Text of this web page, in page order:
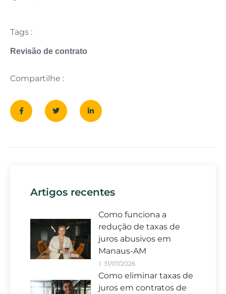
Tags :
Revisão de contrato
Compartilhe :
Artigos recentes
Como funciona a
redução de taxas de
juros abusivos em
Manaus-AM
31/07/2026
Como eliminar taxas de
juros em contratos de